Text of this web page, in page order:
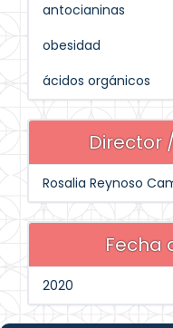
antocianinas
obesidad
ácidos orgánicos
Director
Rosalia Reynoso
Fecha
2020